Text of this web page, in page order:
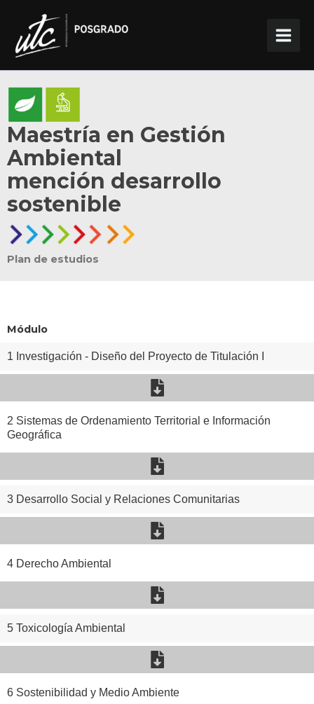
contenido
Maestría en Gestión
Ambiental
mención desarrollo
sostenible
Plan de estudios
Módulo
1 Investigación - Diseño del Proyecto de Titulación I
2 Sistemas de Ordenamiento Territorial e Información
Geográfica
3 Desarrollo Social y Relaciones Comunitarias
4 Derecho Ambiental
5 Toxicología Ambiental
6 Sostenibilidad y Medio Ambiente